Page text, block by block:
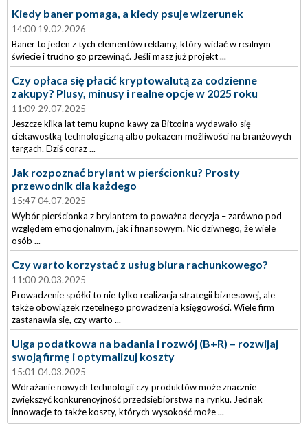
Kiedy baner pomaga, a kiedy psuje wizerunek
14:00 19.02.2026
Baner to jeden z tych elementów reklamy, który widać w realnym
świecie i trudno go przewinąć. Jeśli masz już projekt ...
Czy opłaca się płacić kryptowalutą za codzienne
zakupy? Plusy, minusy i realne opcje w 2025 roku
11:09 29.07.2025
Jeszcze kilka lat temu kupno kawy za Bitcoina wydawało się
ciekawostką technologiczną albo pokazem możliwości na branżowych
targach. Dziś coraz ...
Jak rozpoznać brylant w pierścionku? Prosty
przewodnik dla każdego
15:47 04.07.2025
Wybór pierścionka z brylantem to poważna decyzja – zarówno pod
względem emocjonalnym, jak i finansowym. Nic dziwnego, że wiele
osób ...
Czy warto korzystać z usług biura rachunkowego?
11:00 20.03.2025
Prowadzenie spółki to nie tylko realizacja strategii biznesowej, ale
także obowiązek rzetelnego prowadzenia księgowości. Wiele firm
zastanawia się, czy warto ...
Ulga podatkowa na badania i rozwój (B+R) – rozwijaj
swoją firmę i optymalizuj koszty
15:01 04.03.2025
Wdrażanie nowych technologii czy produktów może znacznie
zwiększyć konkurencyjność przedsiębiorstwa na rynku. Jednak
innowacje to także koszty, których wysokość może ...